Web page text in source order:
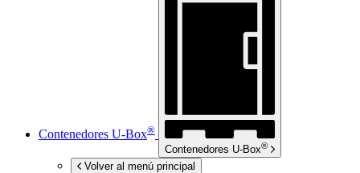
Contenedores U-Box®
Contenedores U-Box®
Volver al menú principal